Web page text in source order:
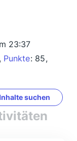
23:37
Punkte 85
Inhalte suchen